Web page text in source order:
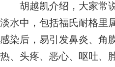
胡越凯介绍，大家常说
淡水中，包括福氏耐格里
感染后，易引发鼻炎、角
热、头疼、恶心、呕吐、